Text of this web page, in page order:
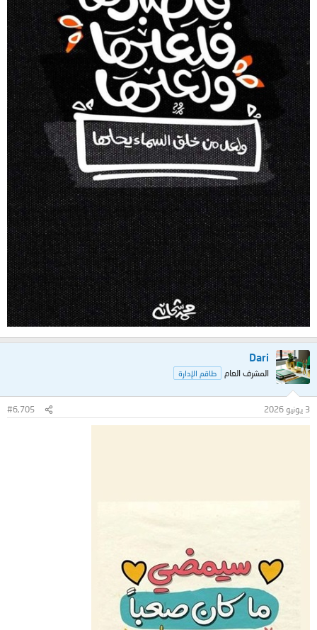
Dari
المشرف العام طاقم الإدارة
3 يونيو 2026 #6,705